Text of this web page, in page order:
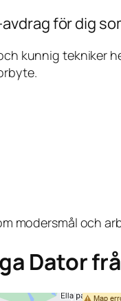
för dig
kunnig tekniker
modersmål och
Dator